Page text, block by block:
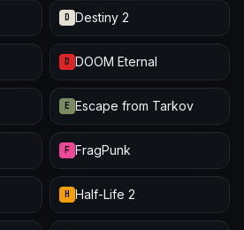
D Destiny 2
D DOOM Eternal
E Escape from Tarkov
F FragPunk
H Half-Life 2